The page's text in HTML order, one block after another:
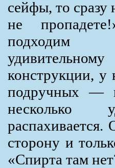
сейфы, то
не
подходим
конструкции, у
подручных —
распахивается.
сторону и
«Спирта там